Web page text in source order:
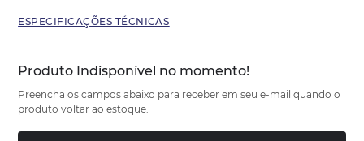
ESPECIFICAÇÕES TÉCNICAS
Produto Indisponível no momento!
Preencha os campos abaixo para receber em seu e-mail quando o
produto voltar ao estoque.